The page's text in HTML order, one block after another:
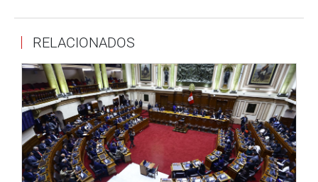
realice las investigaciones respectivas para saber de
Por ello, “señalo, aquí, que yo no estoy cuestionando el
hecho que manifiesta la congresista Chirinos”. Más
adelante aseveró que este no es un tema de ideologías y
pidió, por favor, “no confundir las cosas; es la búsqueda
de la verdad y, como digo en todo momento, es el cuidado
de la mujer en todo el sentido de la palabra”.
RELACIONADOS